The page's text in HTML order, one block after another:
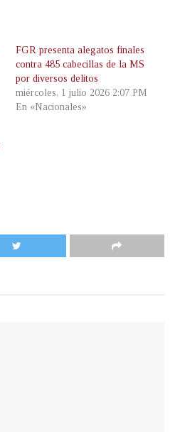
FGR presenta alegatos finales
contra 485 cabecillas de la MS
por diversos delitos
miércoles, 1 julio 2026 2:07 PM
En «Nacionales»